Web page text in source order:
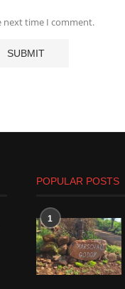
next time I comment.
POPULAR POSTS
1